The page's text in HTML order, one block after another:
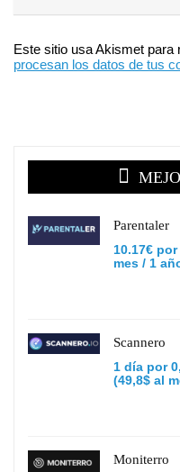
Este sitio usa Akismet para
procesan los datos de tus
Parentaler
10.17€ por
mes / 1
Scannero
1 día por
(49,8$ al
Moniterro